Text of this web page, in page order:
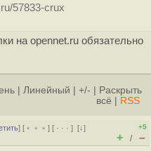
57833-crux
на opennet.ru обязательно
Линейный +/-
Раскрыть
всё
RSS
] [ ﹢﹢﹢] [ · · ·][↓]
+5
+ / –